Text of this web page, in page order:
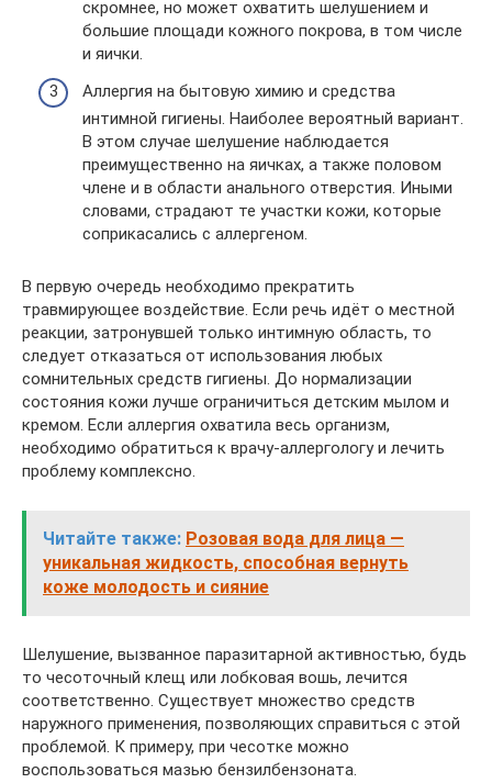
скромнее, но может охватить шелушением и
большие площади кожного покрова, в том числе
и яички.
Аллергия на бытовую химию и средства
интимной гигиены. Наиболее вероятный вариант.
В этом случае шелушение наблюдается
преимущественно на яичках, а также половом
члене и в области анального отверстия. Иными
словами, страдают те участки кожи, которые
соприкасались с аллергеном.
В первую очередь необходимо прекратить
травмирующее воздействие. Если речь идёт о местной
реакции, затронувшей только интимную область, то
следует отказаться от использования любых
сомнительных средств гигиены. До нормализации
состояния кожи лучше ограничиться детским мылом и
кремом. Если аллергия охватила весь организм,
необходимо обратиться к врачу-аллергологу и лечить
проблему комплексно.
Читайте также: Розовая вода для лица —
уникальная жидкость, способная вернуть
коже молодость и сияние
Шелушение, вызванное паразитарной активностью, будь
то чесоточный клещ или лобковая вошь, лечится
соответственно. Существует множество средств
наружного применения, позволяющих справиться с этой
проблемой. К примеру, при чесотке можно
воспользоваться мазью бензилбензоната.